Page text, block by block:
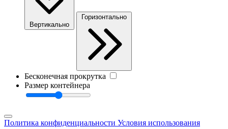
Вертикально
Горизонтально
Бесконечная прокрутка
Размер контейнера
Политика конфиденциальности Условия использования